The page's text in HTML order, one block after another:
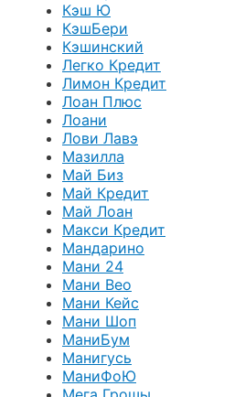
Кэш Ю
КэшБери
Кэшинский
Легко Кредит
Лимон Кредит
Лоан Плюс
Лоани
Лови Лавэ
Мазилла
Май Биз
Май Кредит
Май Лоан
Макси Кредит
Мандарино
Мани 24
Мани Вео
Мани Кейс
Мани Шоп
МаниБум
Манигусь
МаниФоЮ